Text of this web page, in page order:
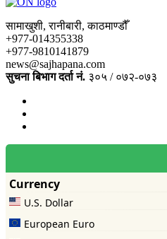
सामाखुशी, रानीबारी, काठमाण्डौँ
+977-014355338
+977-9810141879
news@sajhapana.com
सुचना बिभाग दर्ता नं. ३०५ / ०७२-०७३